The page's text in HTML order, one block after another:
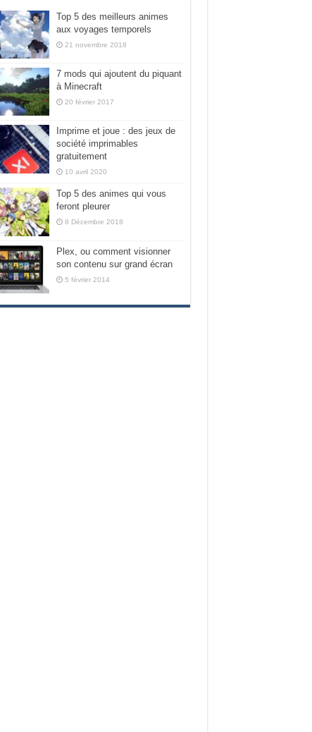
Top 5 des meilleurs animes
aux voyages temporels
21 novembre 2018
7 mods qui ajoutent du piquant
à Minecraft
20 février 2017
Imprime et joue : des jeux de
société imprimables
gratuitement
10 avril 2020
Top 5 des animes qui vous
feront pleurer
8 Décembre 2018
Plex, ou comment visionner
son contenu sur grand écran
5 février 2014